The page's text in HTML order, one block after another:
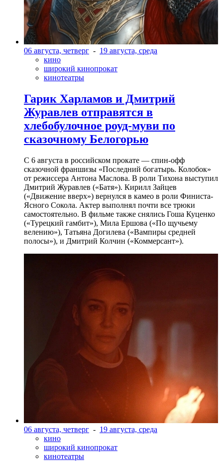
06 августа, четверг - 19 августа, среда
кино
широкий кинопрокат
кинотеатры
Гарик Харламов и Дмитрий
Журавлев отправятся в
хлебобулочное роуд-муви по
сказочному Белогорью
С 6 августа в российском прокате — спин-офф
сказочной франшизы «Последний богатырь. Колобок»
от режиссера Антона Маслова. В роли Тихона выступил
Дмитрий Журавлев («Батя»). Кирилл Зайцев
(«Движение вверх») вернулся в камео в роли Финиста-
Ясного Сокола. Актер выполнял почти все трюки
самостоятельно. В фильме также снялись Гоша Куценко
(«Турецкий гамбит»), Мила Ершова («По щучьему
велению»), Татьяна Догилева («Вампиры средней
полосы»), и Дмитрий Колчин («Коммерсант»).
06 августа, четверг - 19 августа, среда
кино
широкий кинопрокат
кинотеатры